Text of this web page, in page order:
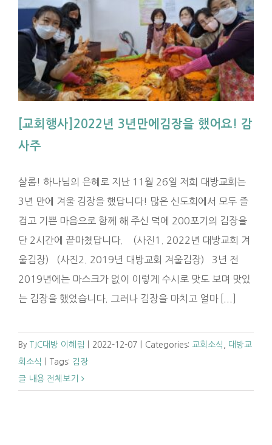
[교회행사]2022년 3년만에김장을 했어요! 감
사주
샬롬! 하나님의 은혜로 지난 11월 26일 저희 대방교회는
3년 만에 겨울 김장을 했답니다! 많은 신도회에서 모두 즐
겁고 기쁜 마음으로 함께 해 주신 덕에 200포기의 김장을
단 2시간에 끝마쳤답니다. (사진1. 2022년 대방교회 겨
울김장) (사진2. 2019년 대방교회 겨울김장) 3년 전
2019년에는 마스크가 없이 이렇게 수시로 맛도 보며 맛있
는 김장을 했었습니다. 그러나 김장을 마치고 얼마 [...]
By TJC대방 이혜림 2022-12-07 Categories: 교회소식
대방교
회소식
Tags: 김장
글 내용 전체보기